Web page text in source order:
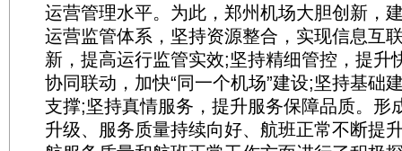
运营管理水平。为此，郑州机场大胆创新，
运营监管体系，坚持资源整合，实现信息互
新，提高运行监管实效;坚持精细管控，提升
协同联动，加快“同一个机场”建设;坚持基础
支撑;坚持真情服务，提升服务保障品质。形
升级、服务质量持续向好、航班正常不断提